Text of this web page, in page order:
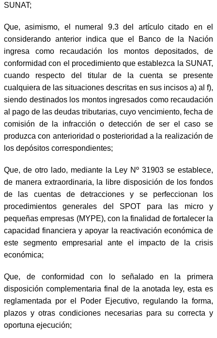
SUNAT;
Que, asimismo, el numeral 9.3 del artículo citado en el
considerando anterior indica que el Banco de la Nación
ingresa como recaudación los montos depositados, de
conformidad con el procedimiento que establezca la SUNAT,
cuando respecto del titular de la cuenta se presente
cualquiera de las situaciones descritas en sus incisos a) al f),
siendo destinados los montos ingresados como recaudación
al pago de las deudas tributarias, cuyo vencimiento, fecha de
comisión de la infracción o detección de ser el caso se
produzca con anterioridad o posterioridad a la realización de
los depósitos correspondientes;
Que, de otro lado, mediante la Ley Nº 31903 se establece,
de manera extraordinaria, la libre disposición de los fondos
de las cuentas de detracciones y se perfeccionan los
procedimientos generales del SPOT para las micro y
pequeñas empresas (MYPE), con la finalidad de fortalecer la
capacidad financiera y apoyar la reactivación económica de
este segmento empresarial ante el impacto de la crisis
económica;
Que, de conformidad con lo señalado en la primera
disposición complementaria final de la anotada ley, esta es
reglamentada por el Poder Ejecutivo, regulando la forma,
plazos y otras condiciones necesarias para su correcta y
oportuna ejecución;